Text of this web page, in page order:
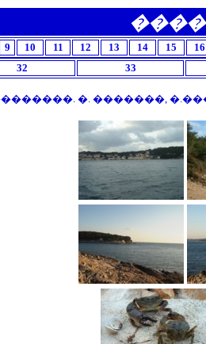
9 10 11 12 13 14 15
16
32 33
�. �������,